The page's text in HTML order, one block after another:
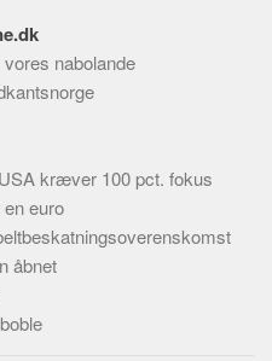
nabolande
kræver 100 pct. fokus
euro
åbnet